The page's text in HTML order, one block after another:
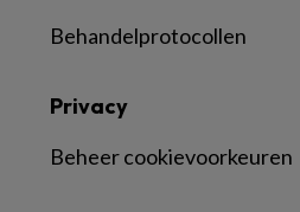
Behandelprotocollen
Privacy
Beheer cookievoorkeuren